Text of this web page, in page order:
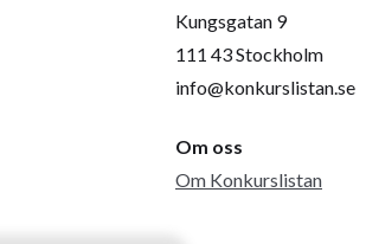
Kungsgatan 9
111 43 Stockholm
info@konkurslistan.se
Om oss
Om Konkurslistan